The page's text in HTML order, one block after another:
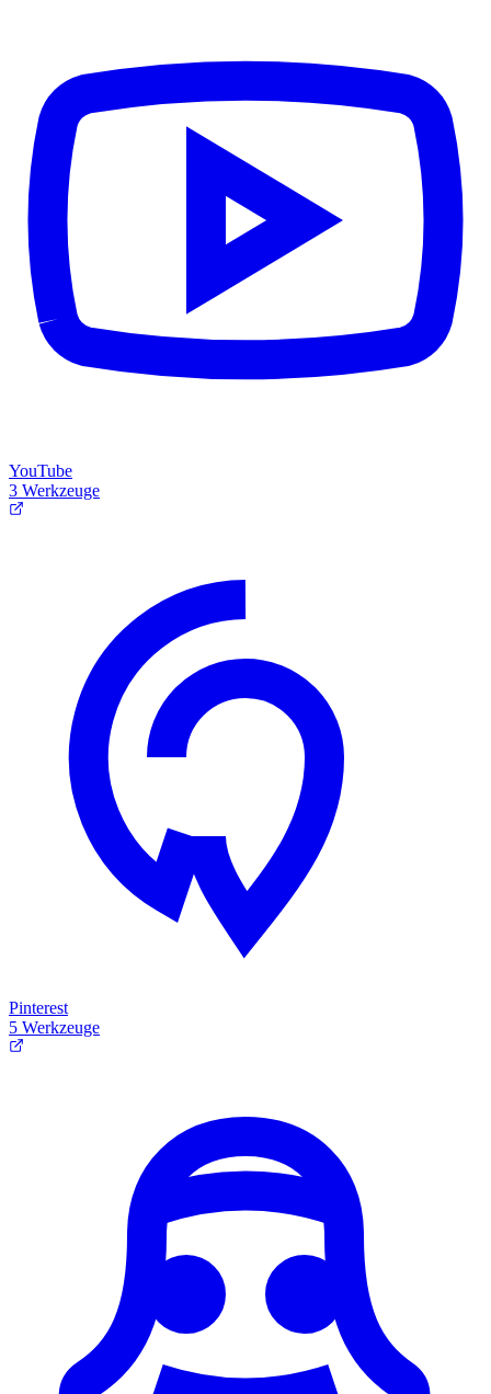
YouTube
3 Werkzeuge
Pinterest
5 Werkzeuge